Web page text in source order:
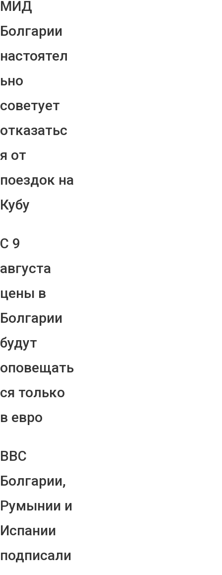
МИД
Болгарии
настоятел
ьно
советует
отказатьс
я от
поездок на
Кубу
С 9
августа
цены в
Болгарии
будут
оповещать
ся только
в евро
ВВС
Болгарии,
Румынии и
Испании
подписали